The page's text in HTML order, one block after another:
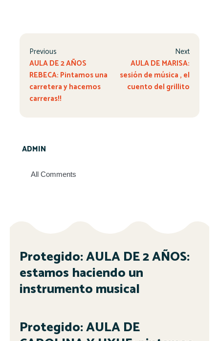
Previous
AULA DE 2 AÑOS
REBECA: Pintamos una
carretera y hacemos
carreras!!
Next
AULA DE MARISA:
sesión de música , el
cuento del grillito
ADMIN
All Comments
Protegido: AULA DE 2 AÑOS:
estamos haciendo un
instrumento musical
Protegido: AULA DE